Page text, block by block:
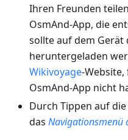
Ihren Freunden
OsmAnd-App, die
sollte auf dem Gerät
heruntergeladen
Wikivoyage-
OsmAnd-App nicht
Durch Tippen auf
das Navigationsmenü